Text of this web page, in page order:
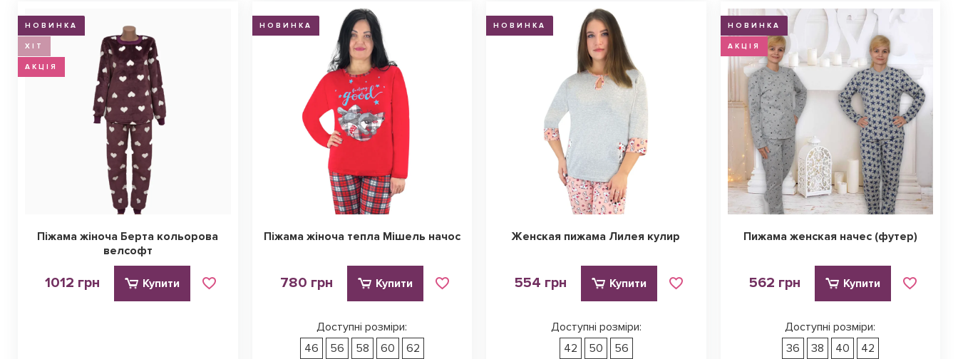
НОВИНКА
ХІТ
АКЦІЯ
Піжама жіноча Берта кольорова
велсофт
1012 грн Купити
НОВИНКА
Піжама жіноча тепла Мішель начос
780 грн Купити
Доступні розміри:
46
56 58 60
62
НОВИНКА
Женская пижама Лилея кулир
554 грн Купити
Доступні розміри:
42
50
56
НОВИНКА
АКЦІЯ
Пижама женская начес (футер)
562 грн Купити
Доступні розміри:
36
38 40
42